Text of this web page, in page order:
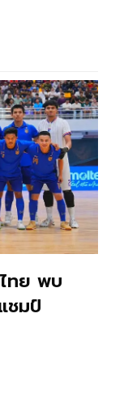
ทย พบ
ชมป์